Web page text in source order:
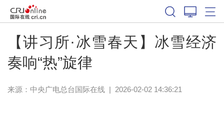
【讲习所·冰雪春天】冰雪经济
奏响“热”旋律
来源：中央广电总台国际在线| 2026-02-02 14:36:21